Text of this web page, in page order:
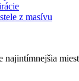
z masívu
najintímnejšia